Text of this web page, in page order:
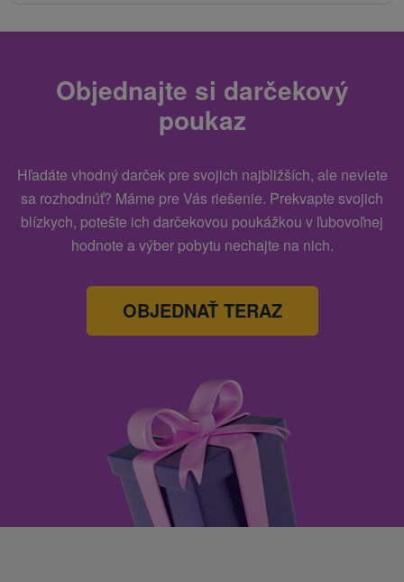
Objednajte si darčekový
poukaz
Hľadáte vhodný darček pre svojich najbližších, ale neviete
sa rozhodnúť? Máme pre Vás riešenie. Prekvapte svojich
blízkych, potešte ich darčekovou poukážkou v ľubovoľnej
hodnote a výber pobytu nechajte na nich.
OBJEDNAŤ TERAZ